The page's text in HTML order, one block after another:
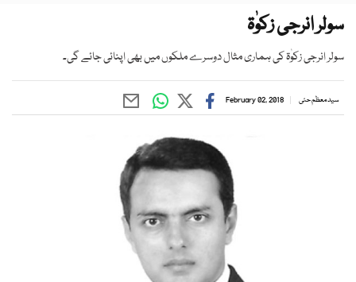
سولر انرجی زکوٰۃ
سولر انرجی زکوٰۃ کی ہماری مثال دوسرے ملکوں میں بھی اپنائی جائے گی۔
سید معظم حئی February 02, 2018